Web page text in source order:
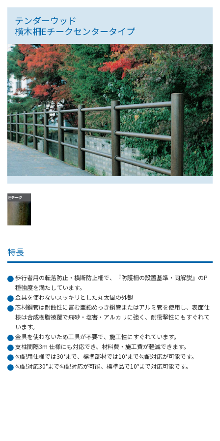
テンダーウッド
横木柵Eチークセンタータイプ
特長
歩行者用の転落防止・横断防止柵で、『防護柵の設置基準・同解説』のP
種強度を満たしています。
金具を使わないスッキリとした丸太風の外観
芯材鋼管は耐蝕性に富む亜鉛めっき鋼管またはアルミ管を使用し、表面仕
様は合成樹脂被覆で飛砂・塩害・アルカリに強く、耐衝撃性にもすぐれて
います。
金具を使わないため工具が不要で、施工性にすぐれています。
支柱間隔3m 仕様にも対応でき、材料費・施工費が軽減できます。
勾配用仕様では30°まで、標準部材では10°まで勾配対応が可能です。
勾配対応30°まで勾配対応が可能、標準品で10°まで対応可能です。